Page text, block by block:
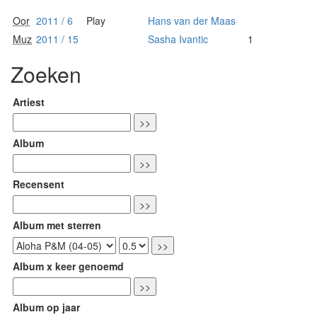
Oor 2011 / 6 Play
Hans van der Maas
Muz 2011 / 15 Sasha Ivantic 1
Zoeken
Artiest
Album
Recensent
Album met sterren
Album x keer genoemd
Album op jaar